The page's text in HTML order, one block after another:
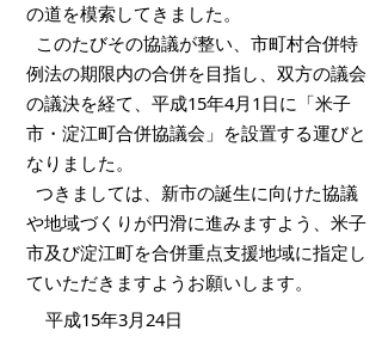
の道を模索してきました。
このたびその協議が整い、市町村合併特
例法の期限内の合併を目指し、双方の議会
の議決を経て、平成15年4月1日に「米子
市・淀江町合併協議会」を設置する運びと
なりました。
つきましては、新市の誕生に向けた協議
や地域づくりが円滑に進みますよう、米子
市及び淀江町を合併重点支援地域に指定し
ていただきますようお願いします。
平成15年3月24日